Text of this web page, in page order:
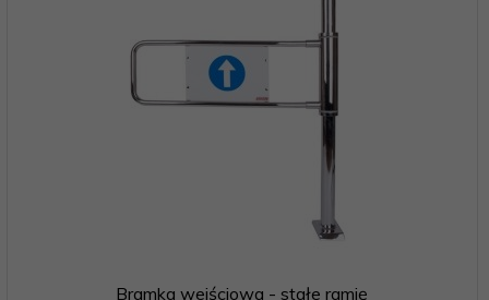
Bramka wejściowa - stałe ramię